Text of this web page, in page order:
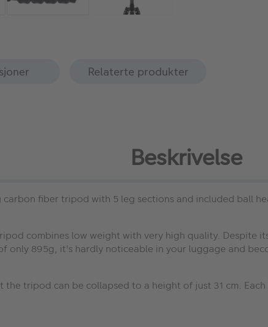
Relaterte produkter
Beskrivelse
fiber tripod with 5 leg sections and included ball
combines low weight with very high quality. Despite
only 895g, it's hardly noticeable in your luggage and
tripod can be collapsed to a height of just 31 cm.